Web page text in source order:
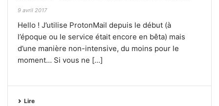
9 avril 2017
Hello ! J’utilise ProtonMail depuis le début (à
l’époque ou le service était encore en bêta) mais
d’une manière non-intensive, du moins pour le
moment… Si vous ne [...]
Lire